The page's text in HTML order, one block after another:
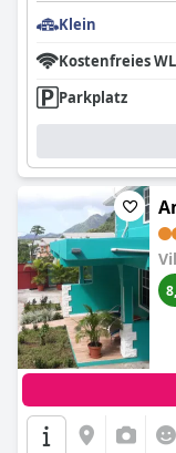
Klein
Kostenfreies
Parkplatz